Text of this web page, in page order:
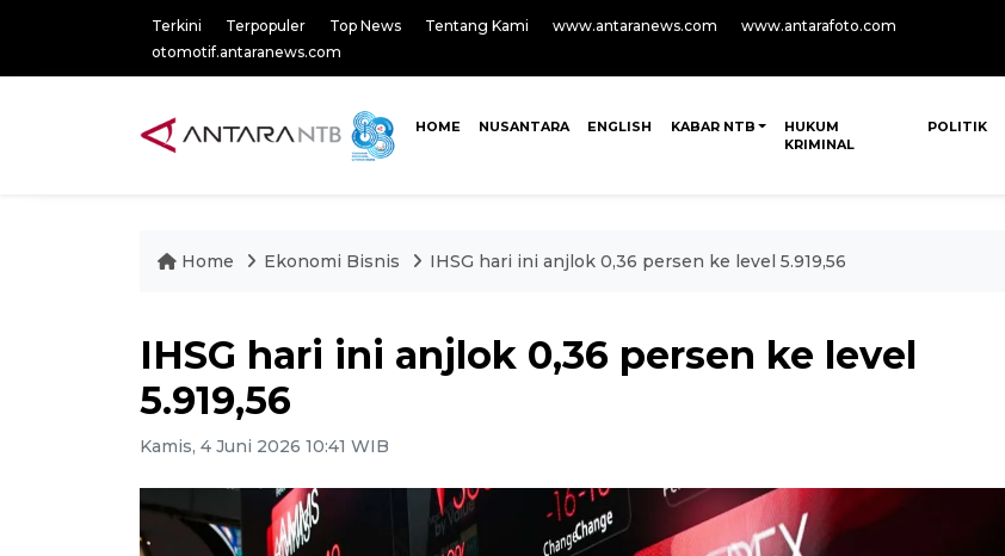
Terkini Terpopuler Top News Tentang Kami www.antaranews.com
www.antarafoto.com
otomotif.antaranews.com
HOME NUSANTARA ENGLISH KABAR NTB
HUKUM
KRIMINAL
POLITIK
Home Ekonomi Bisnis IHSG hari ini anjlok 0,36 persen ke level 5.919,56
IHSG hari ini anjlok 0,36 persen ke level
5.919,56
Kamis, 4 Juni 2026 10:41 WIB